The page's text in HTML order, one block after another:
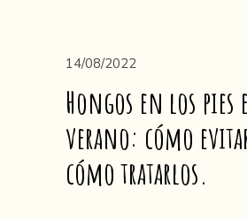
14/08/2022
Hongos en los pies
verano: cómo
cómo tratarlos.